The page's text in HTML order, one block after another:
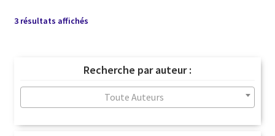
3 résultats affichésTrié
au
plus
ancien
Recherche par auteur :
Toute Auteurs